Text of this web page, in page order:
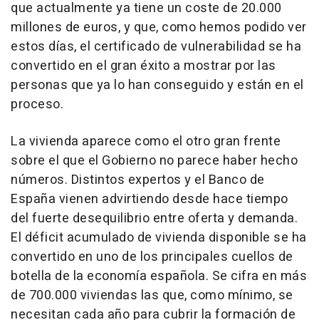
que actualmente ya tiene un coste de 20.000
millones de euros, y que, como hemos podido ver
estos días, el certificado de vulnerabilidad se ha
convertido en el gran éxito a mostrar por las
personas que ya lo han conseguido y están en el
proceso.
La vivienda aparece como el otro gran frente
sobre el que el Gobierno no parece haber hecho
números. Distintos expertos y el Banco de
España vienen advirtiendo desde hace tiempo
del fuerte desequilibrio entre oferta y demanda.
El déficit acumulado de vivienda disponible se ha
convertido en uno de los principales cuellos de
botella de la economía española. Se cifra en más
de 700.000 viviendas las que, como mínimo, se
necesitan cada año para cubrir la formación de